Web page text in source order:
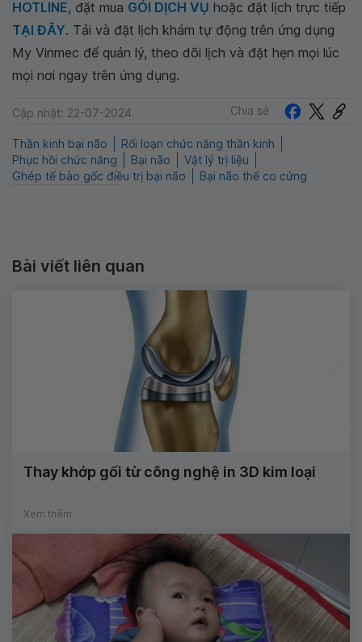
HOTLINE, đặt mua GÓI DỊCH VỤ hoặc đặt lịch trực tiếp
TẠI ĐÂY. Tải và đặt lịch khám tự động trên ứng dụng
My Vinmec để quản lý, theo dõi lịch và đặt hẹn mọi lúc
mọi nơi ngay trên ứng dụng.
Cập nhật: 22-07-2024 Chia sẻ
Thần kinh bại não
Rối loạn chức năng thần kinh
Phục hồi chức năng
Bại não
Vật lý trị liệu
Ghép tế bào gốc điều trị bại não
Bại não thể co cứng
Bài viết liên quan
Thay khớp gối từ công nghệ in 3D kim loại
Xem thêm